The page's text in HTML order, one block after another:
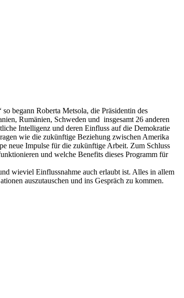
begann Roberta Metsola, die Präsidentin des
Rumänien, Schweden und insgesamt 26 anderen
Intelligenz und deren Einfluss auf die Demokratie
wie die zukünftige Beziehung zwischen Amerika
neue Impulse für die zukünftige Arbeit. Zum Schluss
und welche Benefits dieses Programm für
wieviel Einflussnahme auch erlaubt ist. Alles in allem
auszutauschen und ins Gespräch zu kommen.